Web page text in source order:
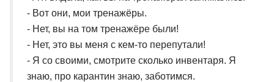
- Вот они, мои тренажёры.
- Нет, вы на том тренажёре были!
- Нет, это вы меня с кем-то перепутали!
- Я со своими, смотрите сколько инвентаря. Я
знаю, про карантин знаю, заботимся.